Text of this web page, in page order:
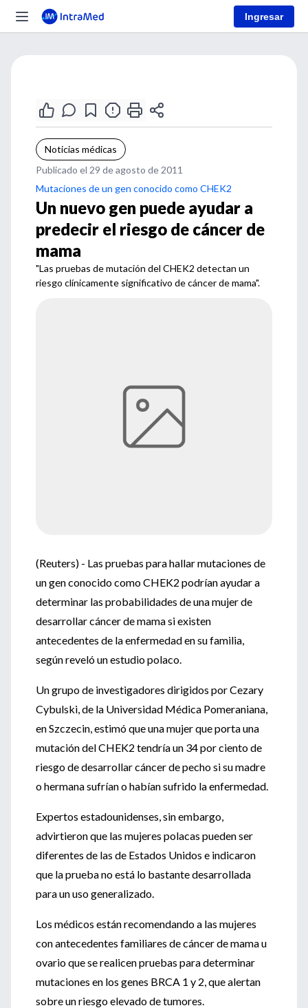
Ingresar
Noticias médicas
Publicado el 29 de agosto de 2011
Mutaciones de un gen conocido como CHEK2
Un nuevo gen puede ayudar a
predecir el riesgo de cáncer de
mama
"Las pruebas de mutación del CHEK2 detectan un
riesgo clínicamente significativo de cáncer de mama".
(Reuters) - Las pruebas para hallar mutaciones de
un gen conocido como CHEK2 podrían ayudar a
determinar las probabilidades de una mujer de
desarrollar cáncer de mama si existen
antecedentes de la enfermedad en su familia,
según reveló un estudio polaco.
Un grupo de investigadores dirigidos por Cezary
Cybulski, de la Universidad Médica Pomeraniana,
en Szczecin, estimó que una mujer que porta una
mutación del CHEK2 tendría un 34 por ciento de
riesgo de desarrollar cáncer de pecho si su madre
o hermana sufrían o habían sufrido la enfermedad.
Expertos estadounidenses, sin embargo,
advirtieron que las mujeres polacas pueden ser
diferentes de las de Estados Unidos e indicaron
que la prueba no está lo bastante desarrollada
para un uso generalizado.
Los médicos están recomendando a las mujeres
con antecedentes familiares de cáncer de mama u
ovario que se realicen pruebas para determinar
mutaciones en los genes BRCA 1 y 2, que alertan
sobre un riesgo elevado de tumores.